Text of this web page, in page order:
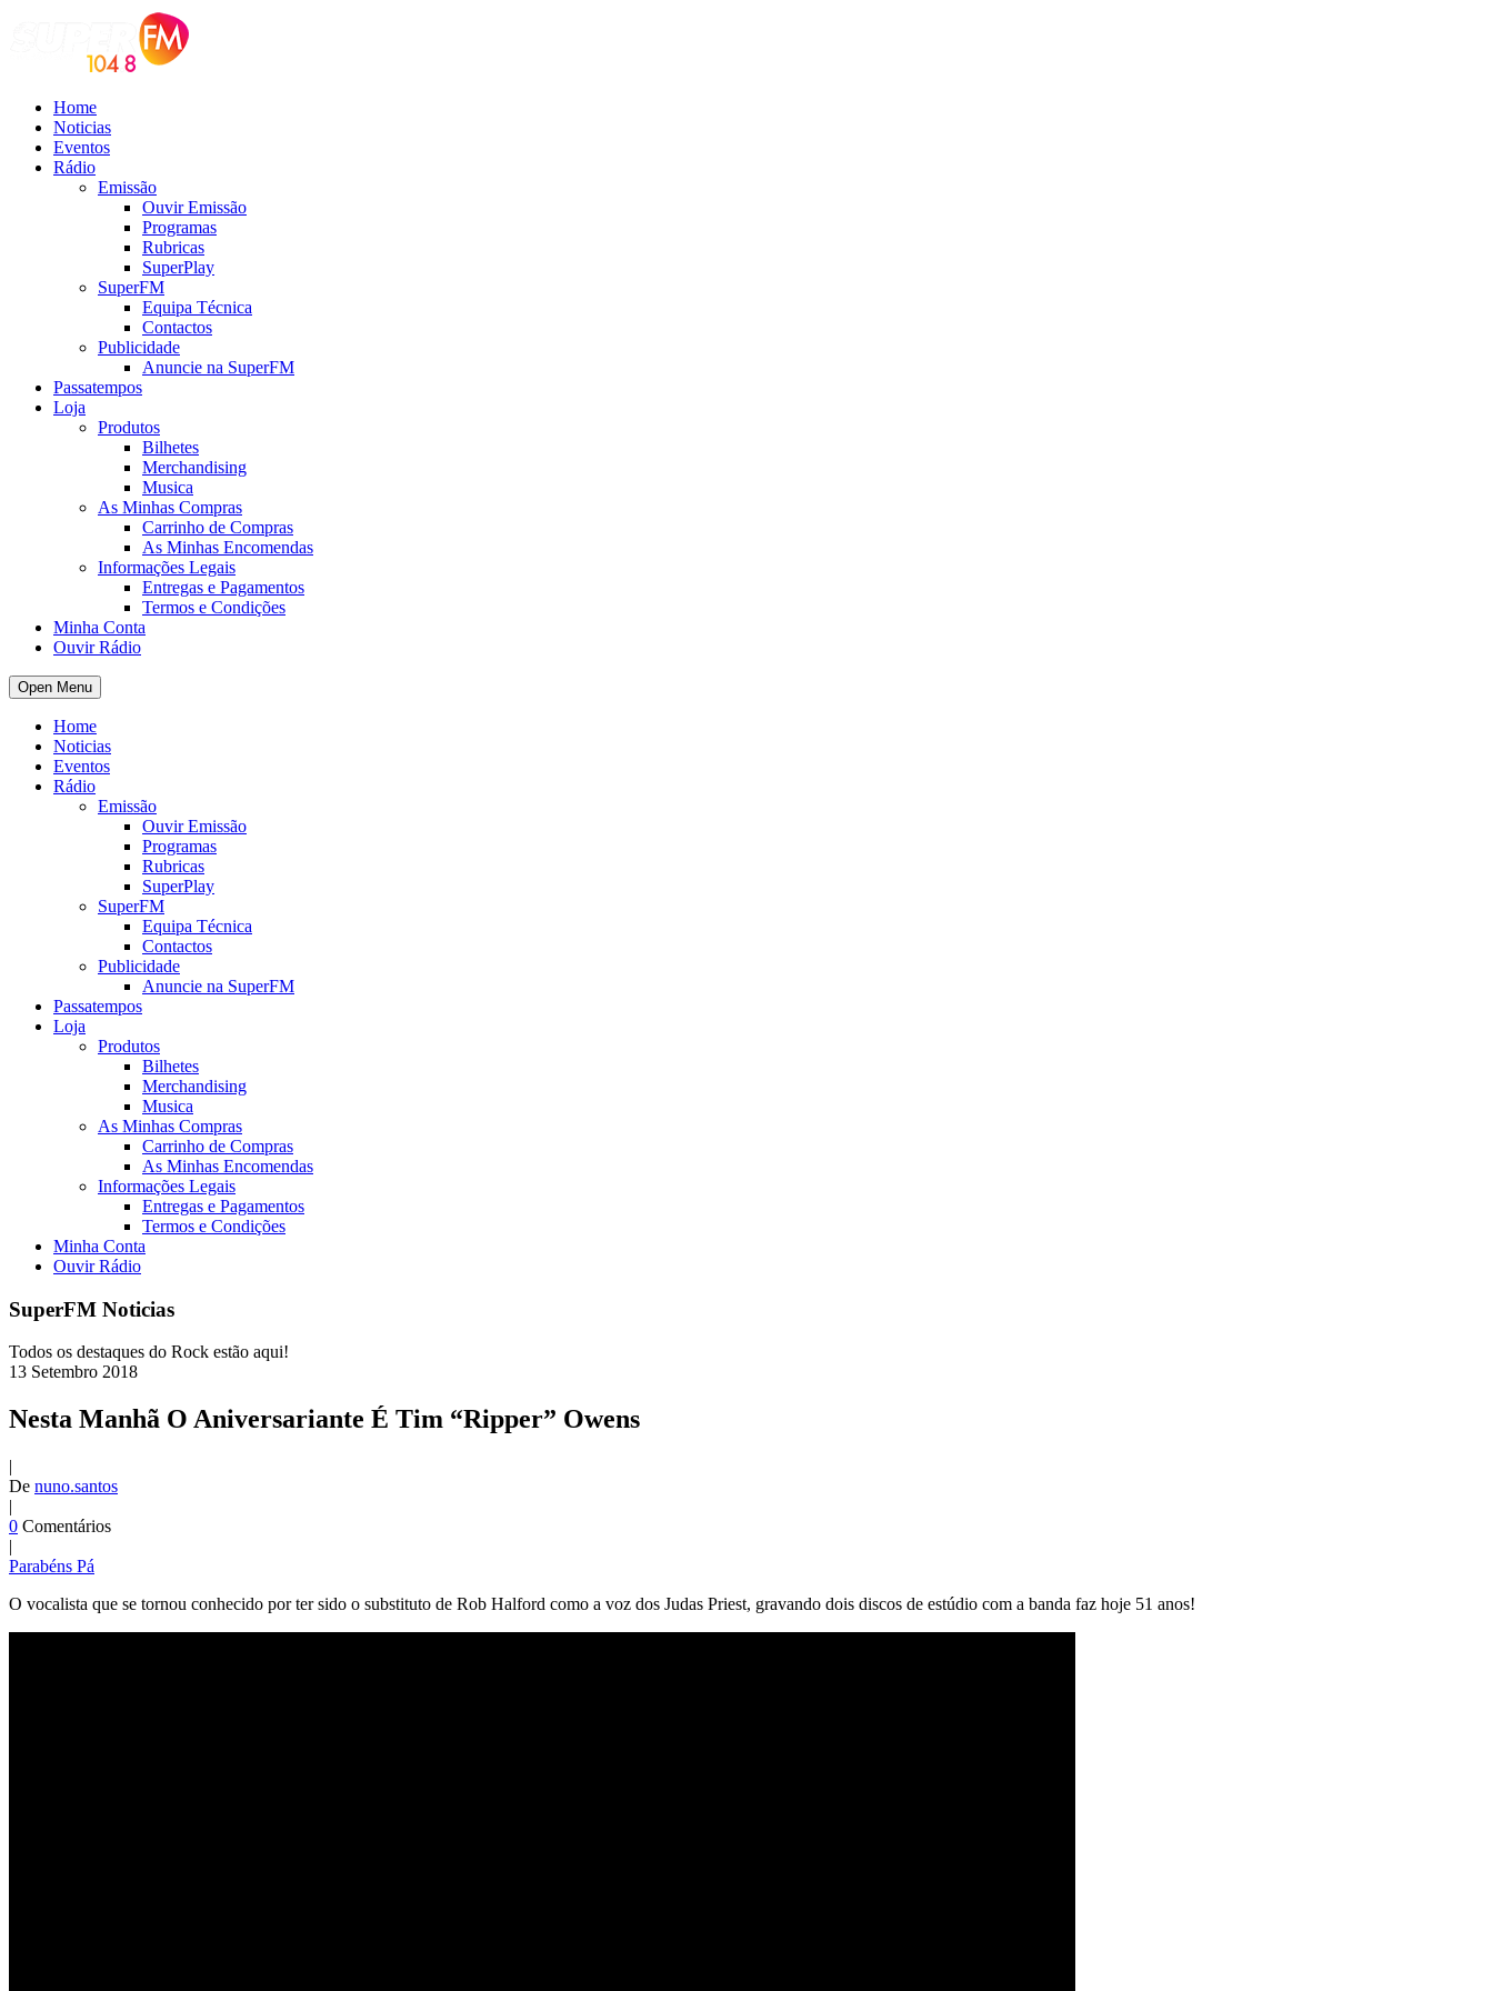
Home
Noticias
Eventos
Rádio
Emissão
Ouvir Emissão
Programas
Rubricas
SuperPlay
SuperFM
Equipa Técnica
Contactos
Publicidade
Anuncie na SuperFM
Passatempos
Loja
Produtos
Bilhetes
Merchandising
Musica
As Minhas Compras
Carrinho de Compras
As Minhas Encomendas
Informações Legais
Entregas e Pagamentos
Termos e Condições
Minha Conta
Ouvir Rádio
Open Menu
Home
Noticias
Eventos
Rádio
Emissão
Ouvir Emissão
Programas
Rubricas
SuperPlay
SuperFM
Equipa Técnica
Contactos
Publicidade
Anuncie na SuperFM
Passatempos
Loja
Produtos
Bilhetes
Merchandising
Musica
As Minhas Compras
Carrinho de Compras
As Minhas Encomendas
Informações Legais
Entregas e Pagamentos
Termos e Condições
Minha Conta
Ouvir Rádio
SuperFM Noticias
Todos os destaques do Rock estão aqui!
13 Setembro 2018
Nesta Manhã O Aniversariante É Tim “Ripper” Owens
|
De nuno.santos
|
0 Comentários
|
Parabéns Pá
O vocalista que se tornou conhecido por ter sido o substituto de Rob Halford como a voz dos Judas Priest, gravando dois discos de estúdio com a banda faz hoje 51 anos!